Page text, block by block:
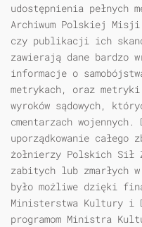
udostępnienia pełnych
Archiwum Polskiej
czy publikacji ich
zawierają dane bardzo
informacje o
metrykach, oraz
wyroków sądowych,
cmentarzach wojennych.
uporządkowanie
żołnierzy Polskich Sił
zabitych lub zmarłych
było możliwe dzięki
Ministerstwa Kultury i
programom Ministra